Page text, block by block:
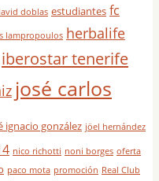
doblas estudiantes fc
lampropoulos herbalife
iberostar tenerife
josé carlos
ignacio gonzález jöel hernández
nico richotti noni borges oferta
paco mota promoción Real Club